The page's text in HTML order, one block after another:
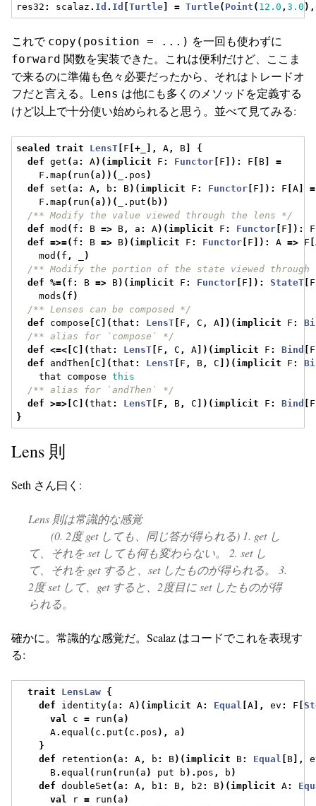
res32 : scalaz . Id . Id [Turtle = Turtle( Point ( 12.0 ,3.0 ),
これで copy(position = ...) を一回も使わずに
forward 関数を実装できた。これは便利だけど、ここま
で来るのに準備も色々必要だったから、それはトレードオ
フだと言える。
Lens は他にも多くのメソッドを定義する
けど以上で十分使い始められると思う。並べて見てみる:
sealed trait LensT F [+ ], A , B
{
def get ( a : A)( implicit F : Functor F ]): F B
=
F .map ( run ( a ))( . pos )
def set ( a : A , b : B)( implicit F : Functor F ]): F [A
=
F .map ( run ( a ))( . put ( b ))
/** Modify the value viewed through the lens */
def mod ( f : B => B , a : A)( implicit F : Functor F ]): F
def
=>=( f : B => B)( implicit F : Functor F ]): A => F [
mod ( f ,
)
/** Modify the portion of the state viewed
def
%=( f : B => B)( implicit F : Functor F ]): StateT F
mods ( f )
/** Lenses can be composed */
def compose [C ](that : LensT F , C , A ])( implicit F :
/** alias for `compose` */
def
<=<[C ](that : LensT F , C , A ])( implicit F : Bind F
def andThen [C ](that : LensT F , B , C ])( implicit F :
that compose this
/** alias for `andThen` */
def
>=>[C ](that : LensT F , B , C ])( implicit F : Bind F
}
Lens 則
Seth さん曰く:
Lens 則は常識的な感覚
(0. 2度 get しても、同じ答が得られる) 1. get し
て、それを set しても何も変わらない。 2. set し
て、それを get すると、set したものが得られる。 3.
2度 set して、get すると、2度目に set したものが得
られる。
確かに。常識的な感覚だ。Scalaz はコードでこれを表現す
る:
trait LensLaw {
def identity( a : A)( implicit A: Equal [A ], ev : F
val
c = run ( a )
A.equal ( c . put ( c . pos ), a )
}
def retention ( a : A , b : B)( implicit B: Equal B ],
B.equal ( run ( run ( a ) put b ). pos , b )
def doubleSet ( a : A , b1 : B , b2 : B)( implicit A:
val
r = run ( a )